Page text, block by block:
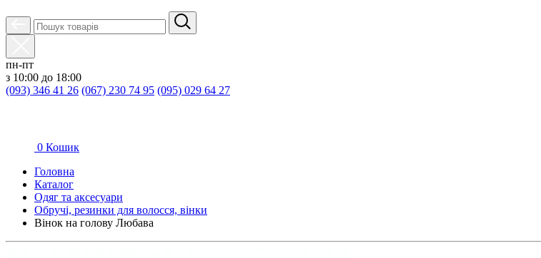
пн-пт
з 10:00 до 18:00
(093) 346 41 26 (067) 230 74 95 (095) 029 64 27
0 Кошик
Головна
Каталог
Oдяг та аксесуари
Обручі, резинки для волосся, вінки
Вінок на голову Любава